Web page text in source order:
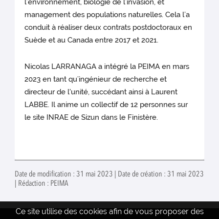
l’environnement, biologie de l’invasion, et
management des populations naturelles. Cela l’a
conduit à réaliser deux contrats postdoctoraux en
Suède et au Canada entre 2017 et 2021.
Nicolas LARRANAGA a intégré la PEIMA en mars
2023 en tant qu’ingénieur de recherche et
directeur de l'unité, succédant ainsi à Laurent
LABBE. Il anime un collectif de 12 personnes sur
le site INRAE de Sizun dans le Finistère.
Date de modification : 31 mai 2023 | Date de création : 31 mai 2023
| Rédaction : PEIMA
Ce site utilise des cookies afin de vous proposer des